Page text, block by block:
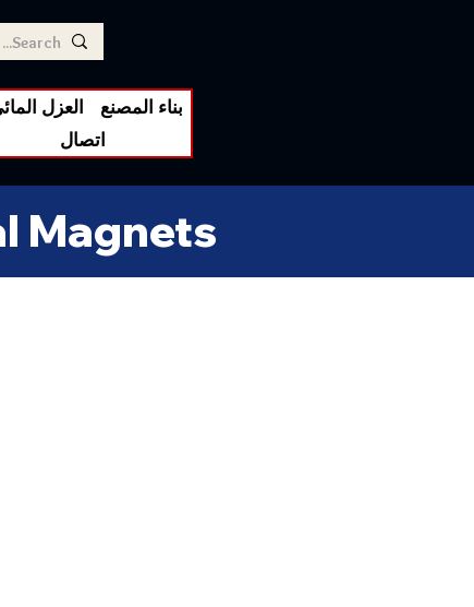
العزل
بناء المصنع
اتصال
Magnets